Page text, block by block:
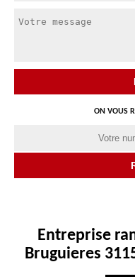
ON VOUS
Entreprise
Bruguieres